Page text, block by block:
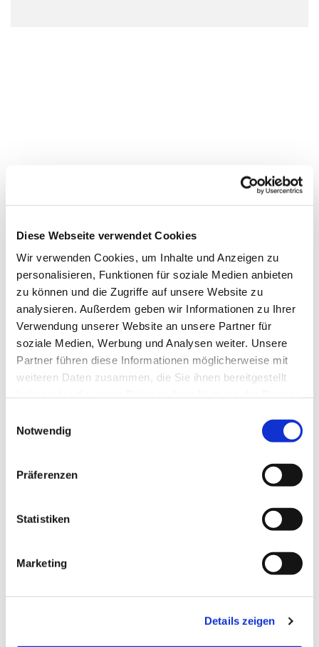
Diese Webseite verwendet Cookies
Wir verwenden Cookies, um Inhalte und Anzeigen zu
personalisieren, Funktionen für soziale Medien anbieten
zu können und die Zugriffe auf unsere Website zu
analysieren. Außerdem geben wir Informationen zu Ihrer
Verwendung unserer Website an unsere Partner für
soziale Medien, Werbung und Analysen weiter. Unsere
Partner führen diese Informationen möglicherweise mit
weiteren Daten zusammen, die Sie ihnen bereitgestellt
Notwendig
Präferenzen
Statistiken
Marketing
Details zeigen
Dies könnte Sie auch
interessieren